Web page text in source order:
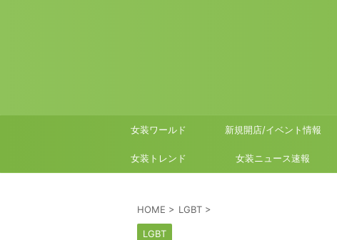
女装ワールド 新規開店/イベント情報
女装トレンド 女装ニュース速報
HOME > LGBT >
LGBT